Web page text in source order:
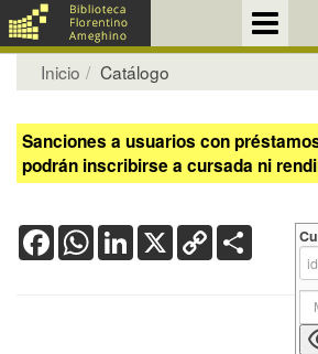
Inicio Catálogo
Sanciones a usuarios con
podrán inscribirse a cursada ni
FacebookWhatsApp
LinkedIn
X Copy
Link